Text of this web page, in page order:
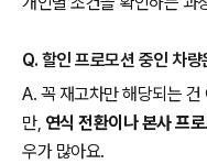
Q. 할인 프로모션 중인 차
A. 꼭 재고차만 해당되는 건
만, 연식 전환이나 본사 프
우가 많아요.